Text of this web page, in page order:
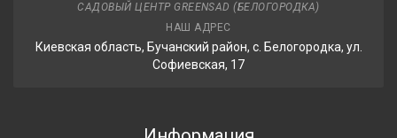
САДОВЫЙ ЦЕНТР GREENSAD (БЕЛОГОРОДКА)
НАШ АДРЕС
Киевская область, Бучанский район, с. Белогородка, ул.
Софиевская, 17